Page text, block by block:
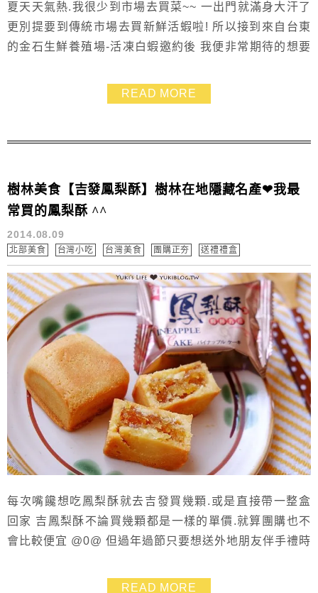
夏天天氣熱.我很少到市場去買菜~~ 一出門就滿身大汗了
更別提要到傳統市場去買新鮮活蝦啦! 所以接到來自台東
的金石生鮮養殖場-活凍白蝦邀約後 我便非常期待的想要
自然養殖的白蝦.外型飽滿完整.吃起來很清甜~~ 上桌後馬
READ MORE
樹林美食【吉發鳳梨酥】樹林在地隱藏名產❤我最
常買的鳳梨酥 ^^
2014.08.09
北部美食 台灣小吃 台灣美食 團購正夯 送禮禮盒
每次嘴饞想吃鳳梨酥就去吉發買幾顆.或是直接帶一整盒
回家 吉鳳梨酥不論買幾顆都是一樣的單價.就算團購也不
會比較便宜 @0@ 但過年過節只要想送外地朋友伴手禮時
READ MORE